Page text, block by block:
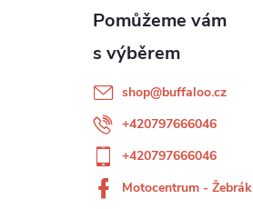
shop@buffaloo.cz
+420797666046
+420797666046
Motocentrum - Žebrák